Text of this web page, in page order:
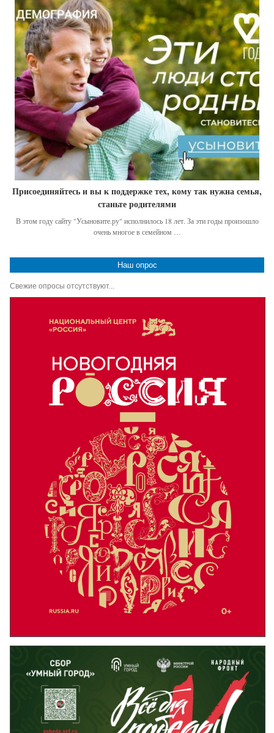
Присоединяйтесь и вы к поддержке тех, кому так нужна семья,
станьте родителями
В этом году сайту "Усыновите.ру" исполнилось 18 лет. За эти годы произошло
очень многое в семейном …
Наш опрос
Свежие опросы отсутствуют...